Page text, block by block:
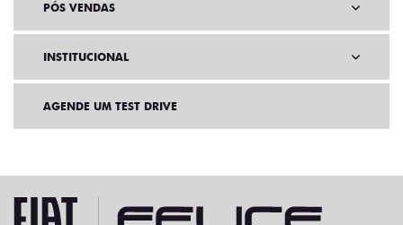
PÓS VENDAS
INSTITUCIONAL
AGENDE UM TEST DRIVE